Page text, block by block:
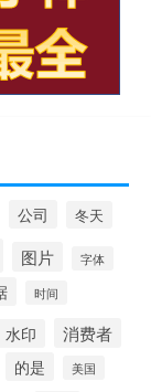
公司 冬天
图片 字体
时间
水印 消费者
的是 美国